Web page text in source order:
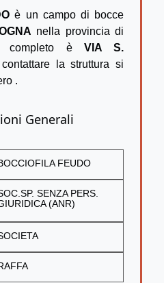
è un campo di bocce
nella provincia di
completo è VIA S.
la struttura si
.
Generali
FEUDO
SENZA PERS.
(ANR)